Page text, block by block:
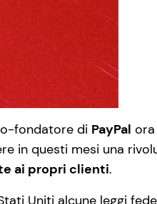
fondatore di PayPal
in questi mesi una
ai propri clienti.
Uniti alcune leggi